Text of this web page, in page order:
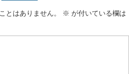
とはありません。
※ が付いている欄は